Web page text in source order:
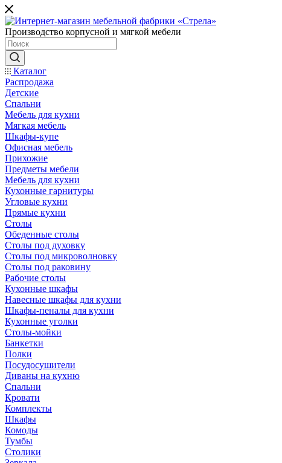
Производство корпусной и мягкой мебели
Каталог
Распродажа
Детские
Спальни
Мебель для кухни
Мягкая мебель
Шкафы-купе
Офисная мебель
Прихожие
Предметы мебели
Мебель для кухни
Кухонные гарнитуры
Угловые кухни
Прямые кухни
Столы
Обеденные столы
Столы под духовку
Столы под микроволновку
Столы под раковину
Рабочие столы
Кухонные шкафы
Навесные шкафы для кухни
Шкафы-пеналы для кухни
Кухонные уголки
Столы-мойки
Банкетки
Полки
Посудосушители
Диваны на кухню
Спальни
Кровати
Комплекты
Шкафы
Комоды
Тумбы
Столики